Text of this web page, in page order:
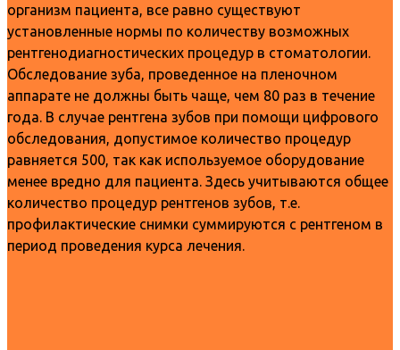
организм пациента, все равно существуют
установленные нормы по количеству возможных
рентгенодиагностических процедур в стоматологии.
Обследование зуба, проведенное на пленочном
аппарате не должны быть чаще, чем 80 раз в течение
года. В случае рентгена зубов при помощи цифрового
обследования, допустимое количество процедур
равняется 500, так как используемое оборудование
менее вредно для пациента. Здесь учитываются общее
количество процедур рентгенов зубов, т.е.
профилактические снимки суммируются с рентгеном в
период проведения курса лечения.